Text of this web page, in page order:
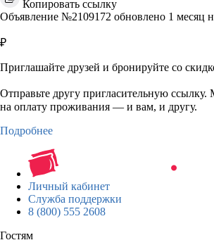
Копировать ссылку
Объявление №2109172 обновлено 1 месяц
₽
Приглашайте друзей и бронируйте со
Отправьте другу пригласительную
на оплату проживания — и вам, и другу.
Подробнее
Личный кабинет
Служба поддержки
8 (800) 555 2608
Гостям